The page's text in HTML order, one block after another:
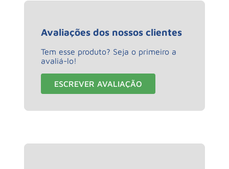
Avaliações dos nossos clientes
Tem esse produto? Seja o primeiro a
avaliá-lo!
ESCREVER AVALIAÇÃO